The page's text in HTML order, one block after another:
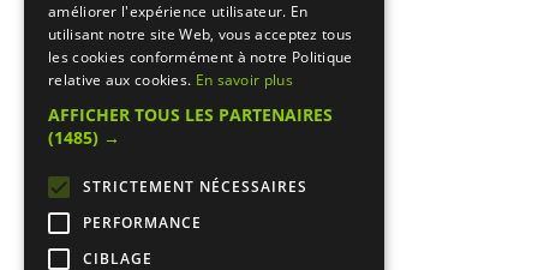
améliorer l'expérience utilisateur. En
utilisant notre site Web, vous acceptez tous
les cookies conformément à notre Politique
relative aux cookies. En savoir plus
AFFICHER TOUS LES PARTENAIRES
(1485) →
STRICTEMENT NÉCESSAIRES
PERFORMANCE
CIBLAGE